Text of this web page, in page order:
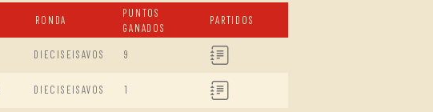
RONDA
PUNTOS
GANADOS
PARTIDOS
DIECISEISAVOS 9
DIECISEISAVOS 1